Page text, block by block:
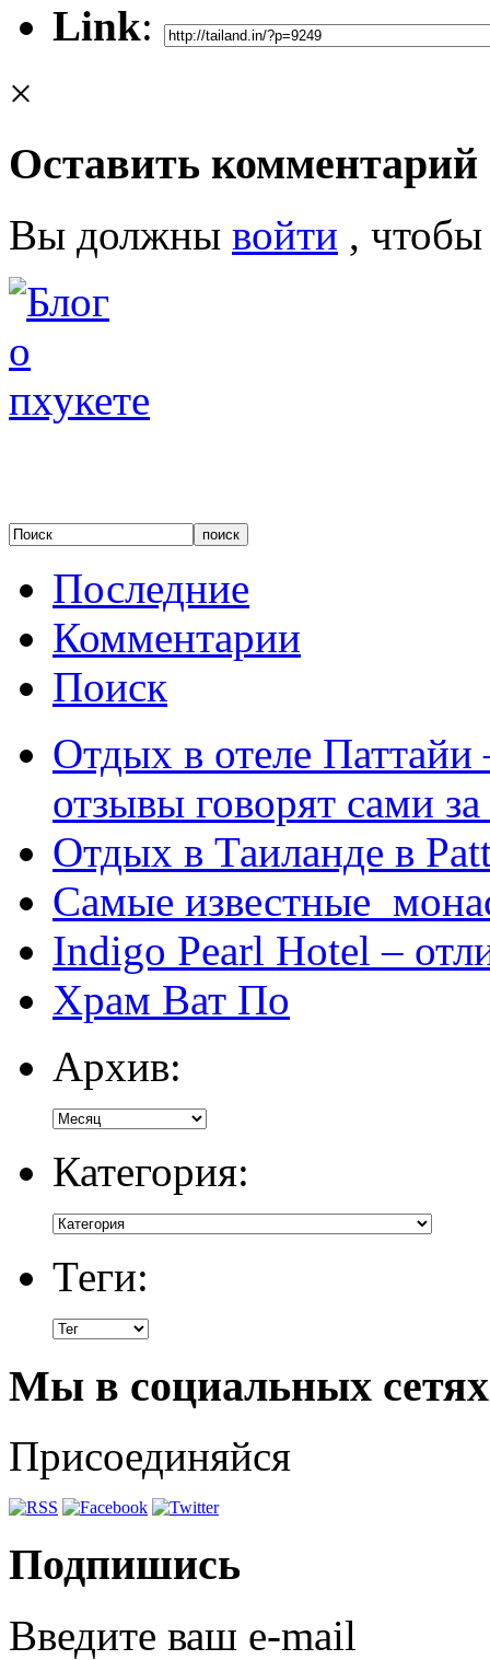
Link:
×
Оставить комментарий
Вы должны войти ,
Последние
Комментарии
Поиск
Отдых в отеле
отзывы говорят сами за
Отдых в Таиланде в
Самые известные
Indigo Pearl Hotel –
Храм Ват По
Архив:
Категория:
Теги:
Мы в социальных сетях
Присоединяйся
Подпишись
Введите ваш e-mail